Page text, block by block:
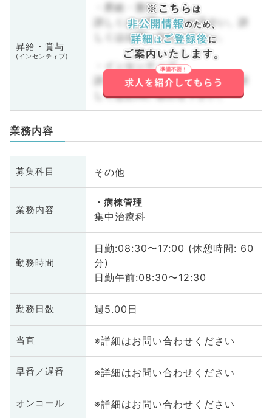
昇給・賞与
(インセンティブ)
・昇給・賞与
詳しくはお問い合わせ下さい。詳
しくはお問い合わせ下さい。
・インセンティブ
詳しくはお問い合わせ下さい。詳
しくはお問い合わせ下さい。
業務内容
募集科目 その他
業務内容
病棟管理
集中治療科
勤務時間
日勤:08:30〜17:00 (休憩時間: 60
分)
日勤午前:08:30〜12:30
勤務日数 週5.00日
当直 ※詳細はお問い合わせください
早番／遅番 ※詳細はお問い合わせください
オンコール ※詳細はお問い合わせください